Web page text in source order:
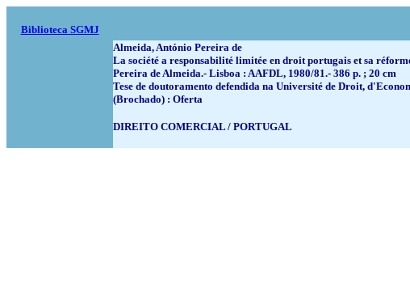
Biblioteca SGMJ
Almeida, António Pereira de
La société a responsabilité limitée en droit portugais et sa
Pereira de Almeida.- Lisboa : AAFDL, 1980/81.- 386 p. ; 20 cm
Tese de doutoramento defendida na Université de Droit,
(Brochado) : Oferta
DIREITO COMERCIAL / PORTUGAL